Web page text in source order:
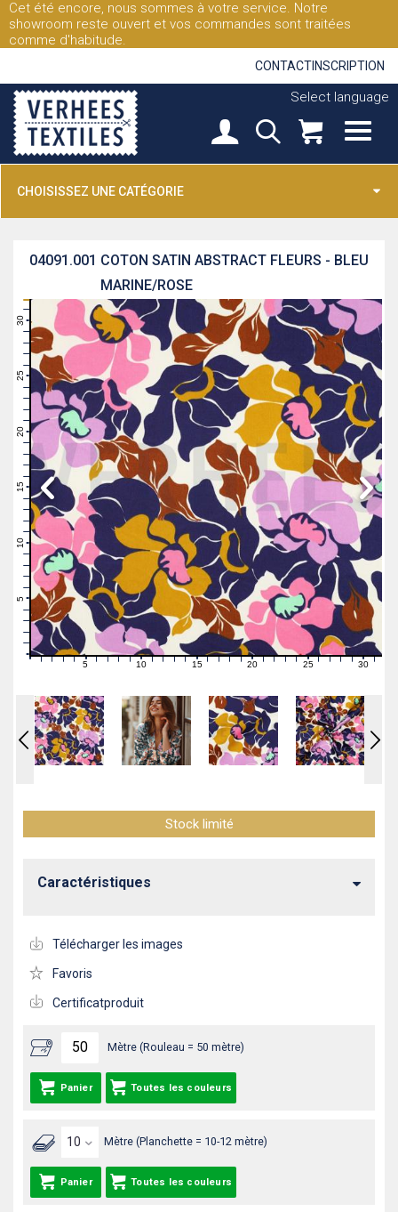
Cet été encore, nous sommes à votre service. Notre
showroom reste ouvert et vos commandes sont traitées
comme d'habitude.
CONTACT INSCRIPTION
Select language
CHOISISSEZ UNE CATÉGORIE
COTON SATIN ABSTRACT FLEURS - BLEU
MARINE/ROSE
04091.001
0
3
5
7
10
11
12
13
14
15
16
17
19
20
21
24
26
27
29
30
0 1 2 3 4 6 7 89101112131415 1617181920212223242526272829 31
Mètre (Rouleau = 50 mètre)
Panier Toutes les couleurs
Mètre (Planchette = 10-12 mètre)
Panier Toutes les couleurs
Stock limité
Caractéristiques
Télécharger les images
Favoris
Certificatproduit